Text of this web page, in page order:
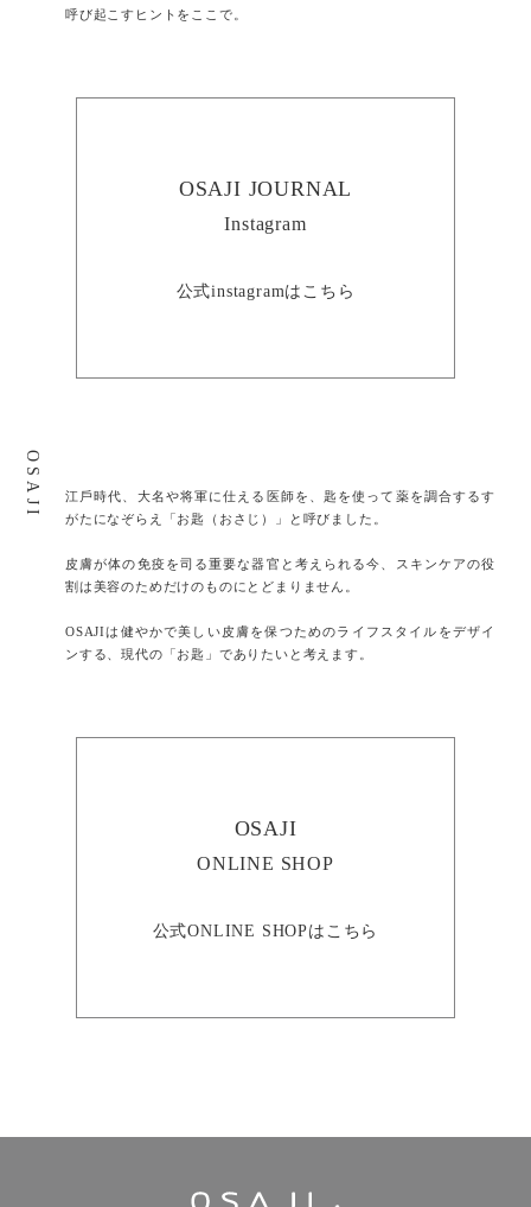
呼び起こすヒントをここで。
OSAJI JOURNAL
Instagram
公式instagramはこちら
OSAJI
江⼾時代、⼤名や将軍に仕える医師を、匙を使って薬を調合するす
がたになぞらえ「お匙（おさじ）」と呼びました。
⽪膚が体の免疫を司る重要な器官と考えられる今、スキンケアの役
割は美容のためだけのものにとどまりません。
OSAJIは健やかで美しい皮膚を保つためのライフスタイルをデザイ
ンする、現代の「お匙」でありたいと考えます。
OSAJI
ONLINE SHOP
公式ONLINE SHOPはこちら